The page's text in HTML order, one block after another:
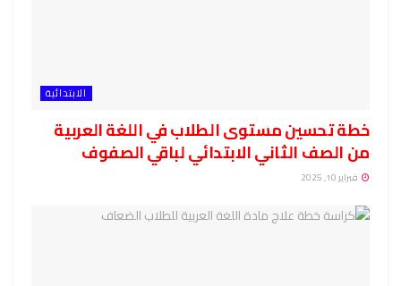
الابتدائية
خطة تحسين مستوى الطلاب في اللغة العربية
من الصف الثاني الابتدائي لباقي الصفوف
فبراير 10, 2025